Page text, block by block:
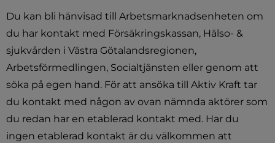
Du kan bli hänvisad till Arbetsmarknadsenheten om
du har kontakt med Försäkringskassan, Hälso- &
sjukvården i Västra Götalandsregionen,
Arbetsförmedlingen, Socialtjänsten eller genom att
söka på egen hand. För att ansöka till Aktiv Kraft tar
du kontakt med någon av ovan nämnda aktörer som
du redan har en etablerad kontakt med. Har du
ingen etablerad kontakt är du välkommen att